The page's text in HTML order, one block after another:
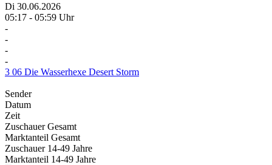
Di 30.06.2026
05:17 - 05:59 Uhr
-
-
-
-
3 06 Die Wasserhexe Desert Storm
Sender
Datum
Zeit
ZuschauerGesamt
Marktanteil Gesamt
Zuschauer 14-49 Jahre
Marktanteil 14-49 Jahre